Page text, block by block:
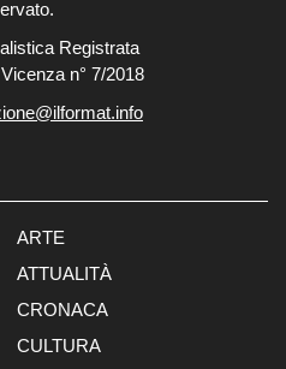
Registrata
n° 7/2018
ARTE
ATTUALITÀ
CRONACA
CULTURA